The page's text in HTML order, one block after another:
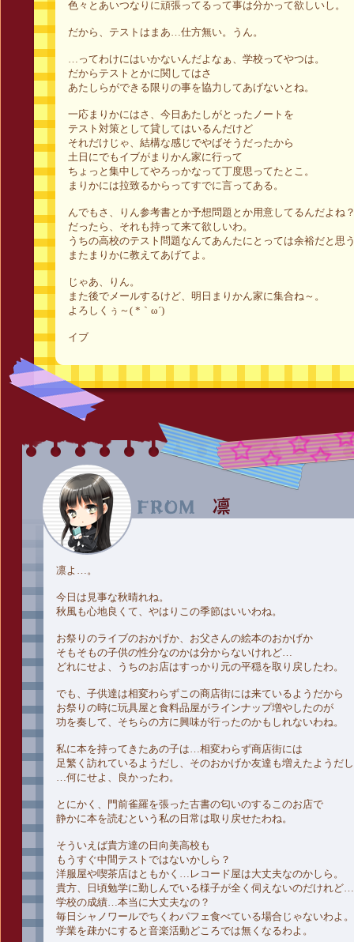
色々とあいつなりに頑張ってるって事は分かって欲しいし。
だから、テストはまあ…仕方無い。うん。
…ってわけにはいかないんだよなぁ、学校ってやつは。
だからテストとかに関してはさ
あたしらができる限りの事を協力してあげないとね。
一応まりかにはさ、今日あたしがとったノートを
テスト対策として貸してはいるんだけど
それだけじゃ、結構な感じでやばそうだったから
土日にでもイブがまりかん家に行って
ちょっと集中してやろっかなって丁度思ってたとこ。
まりかには拉致るからってすでに言ってある。
んでもさ、りん参考書とか予想問題とか用意してるんだよね
だったら、それも持って来て欲しいわ。
うちの高校のテスト問題なんてあんたにとっては余裕だと思
またまりかに教えてあげてよ。
じゃあ、りん。
また後でメールするけど、明日まりかん家に集合ね～。
よろしくぅ～( *｀ω´)
イブ
凛よ…。
今日は見事な秋晴れね。
秋風も心地良くて、やはりこの季節はいいわね。
お祭りのライブのおかげか、お父さんの絵本のおかげか
そもそもの子供の性分なのかは分からないけれど…
どれにせよ、うちのお店はすっかり元の平穏を取り戻したわ。
でも、子供達は相変わらずこの商店街には来ているようだから
お祭りの時に玩具屋と食料品屋がラインナップ増やしたのが
功を奏して、そちらの方に興味が行ったのかもしれないわね。
私に本を持ってきたあの子は…相変わらず商店街には
足繁く訪れているようだし、そのおかげか友達も増えたようだし
…何にせよ、良かったわ。
とにかく、門前雀羅を張った古書の匂いのするこのお店で
静かに本を読むという私の日常は取り戻せたわね。
そういえば貴方達の日向美高校も
もうすぐ中間テストではないかしら？
洋服屋や喫茶店はともかく…レコード屋は大丈夫なのかしら。
貴方、日頃勉学に勤しんでいる様子が全く伺えないのだけれど
学校の成績…本当に大丈夫なの？
毎日シャノワールでちくわパフェ食べている場合じゃないわよ。
学業を疎かにすると音楽活動どころでは無くなるわよ。